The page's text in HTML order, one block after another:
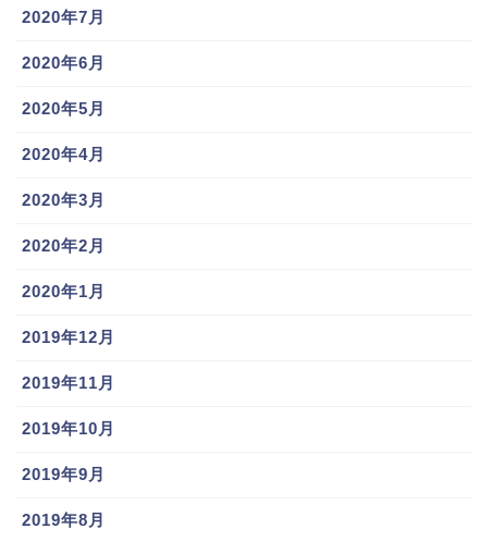
2020年7月
2020年6月
2020年5月
2020年4月
2020年3月
2020年2月
2020年1月
2019年12月
2019年11月
2019年10月
2019年9月
2019年8月